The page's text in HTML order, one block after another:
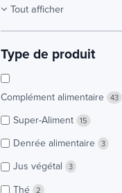
Tout afficher
Type de produit
Complément alimentaire 43
Super-Aliment 15
Denrée alimentaire 3
Jus végétal 3
Thé 2